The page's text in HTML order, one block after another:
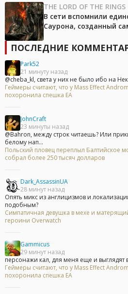
THE LORD OF THE RINGS
В сети вспомнили
Саурона, созданный
ПОСЛЕДНИЕ
Park52
21 минуту назад
@cheba_kl, света у них не было ибо на
Геймеры считают, что у Mass Effect
похоронила спешка EA
JohnCraft
23 минуты назад
@Bahron, между строк читаешь? Или
белому нап...
Польский пловец переплыл Балтийское
собрал более 250 тысяч долларов
Dark_AssassinUA
28 минут назад
Опять микс из англицизмов и
подобным?
Симпатичная девушка в мехе и
героини Overwatch
Gammicus
29 минут назад
персонажи кал, для меня еще и выглядят
Геймеры считают, что у Mass Effect
похоронила спешка EA